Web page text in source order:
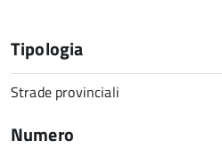
Tipologia
Strade provinciali
Numero